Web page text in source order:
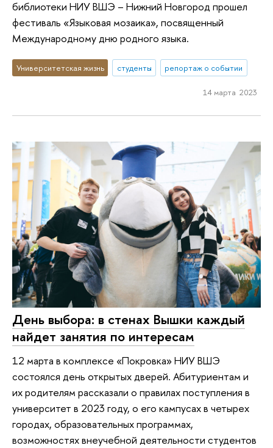
библиотеки НИУ ВШЭ – Нижний Новгород прошел
фестиваль «Языковая мозаика», посвященный
Международному дню родного языка.
Университетская жизнь студенты репортаж о событии
14 марта 2023
День выбора: в стенах Вышки каждый
найдет занятия по интересам
12 марта в комплексе «Покровка» НИУ ВШЭ
состоялся день открытых дверей. Абитуриентам и
их родителям рассказали о правилах поступления в
университет в 2023 году, о его кампусах в четырех
городах, образовательных программах,
возможностях внеучебной деятельности студентов